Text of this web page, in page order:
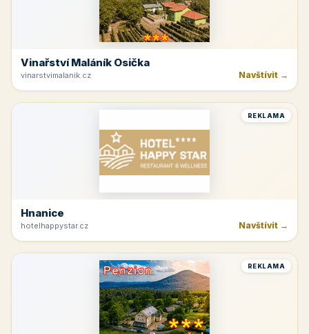
Vinařství Maláník Osička
vinarstvimalanik.cz Navštívit →
REKLAMA
Hnanice
hotelhappystar.cz Navštívit →
REKLAMA